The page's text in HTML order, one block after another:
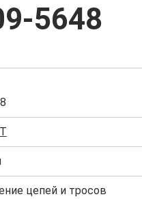
5648
цепей и тросов